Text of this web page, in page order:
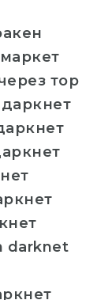
тор
darknet